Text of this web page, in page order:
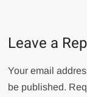
Leave a
Your email
be published.